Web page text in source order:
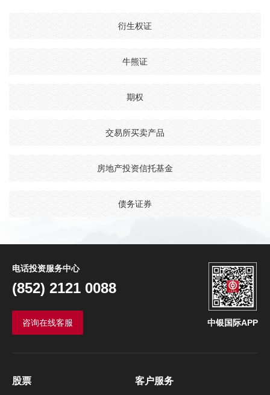
衍生权证
牛熊证
期权
交易所买卖产品
房地产投资信托基金
债务证券
中银国际APP
电话投资服务中心
(852) 2121 0088
咨询在线客服
股票 客户服务